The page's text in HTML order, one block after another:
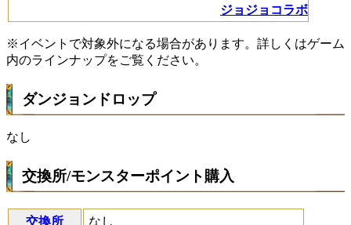
ジョジョコラボ
※イベントで対象外になる場合があります。詳しくはゲーム
内のラインナップをご覧ください。
ダンジョンドロップ
なし
交換所/モンスターポイント購入
交換所 なし